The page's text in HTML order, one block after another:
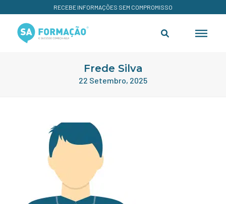
RECEBE INFORMAÇÕES SEM COMPROMISSO
Frede Silva
22 Setembro, 2025